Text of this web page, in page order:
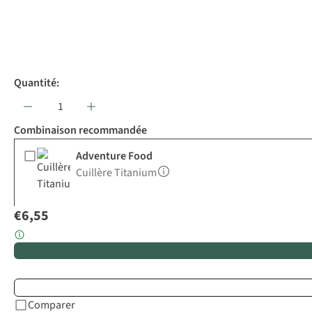
Quantité:
Combinaison recommandée
Adventure Food
Cuillère Titanium
€6,55
Comparer